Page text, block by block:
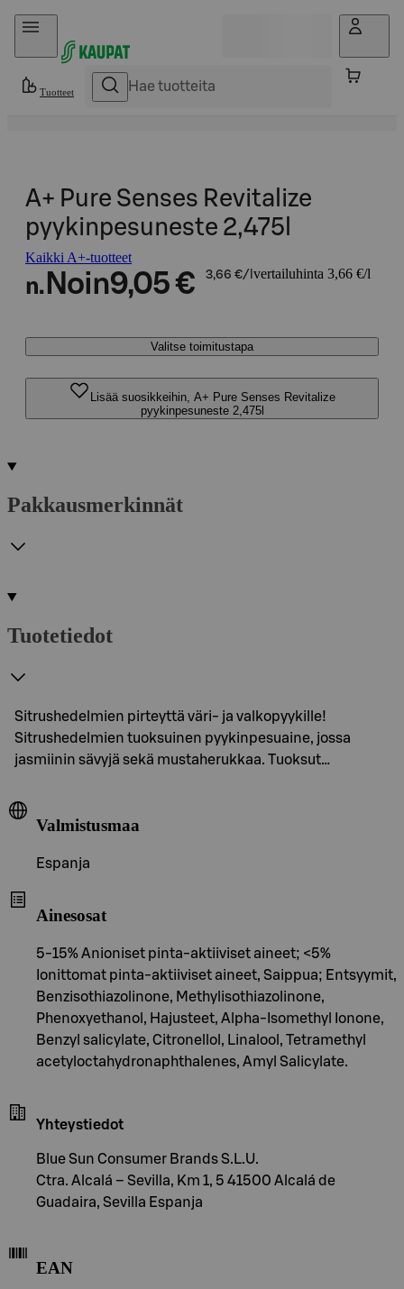
Hyppää sisältöön
Tuotteet
A+ Pure Senses Revitalize
pyykinpesuneste 2,475l
Kaikki A+-tuotteet
n. Noin9,05 € 3,66 €/l vertailuhinta 3,66 €/l
Valitse toimitustapa
Lisää suosikkeihin, A+ Pure Senses Revitalize
pyykinpesuneste 2,475l
Pakkausmerkinnät
Tuotetiedot
Sitrushedelmien pirteyttä väri- ja valkopyykille!
Sitrushedelmien tuoksuinen pyykinpesuaine, jossa
jasmiinin sävyjä sekä mustaherukkaa. Tuoksut…
Valmistusmaa
Espanja
Ainesosat
5-15% Anioniset pinta-aktiiviset aineet; <5%
Ionittomat pinta-aktiiviset aineet, Saippua; Entsyymit,
Benzisothiazolinone, Methylisothiazolinone,
Phenoxyethanol, Hajusteet, Alpha-Isomethyl Ionone,
Benzyl salicylate, Citronellol, Linalool, Tetramethyl
acetyloctahydronaphthalenes, Amyl Salicylate.
Yhteystiedot
Blue Sun Consumer Brands S.L.U.
Ctra. Alcalá – Sevilla, Km 1, 5 41500 Alcalá de
Guadaira, Sevilla Espanja
EAN